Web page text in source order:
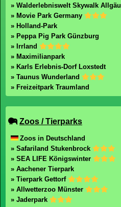
» Walderlebniswelt Skywalk Allgäu
» Movie Park Germany
» Holland-Park
» Peppa Pig Park Günzburg
» Irrland
» Maximilianpark
» Karls Erlebnis-Dorf Loxstedt
» Taunus Wunderland
» Freizeitpark Traumland
Zoos / Tierparks
Zoos in Deutschland
» Safariland Stukenbrock
» SEA LIFE Königswinter
» Aachener Tierpark
» Tierpark Gettorf
» Allwetterzoo Münster
» Jaderpark